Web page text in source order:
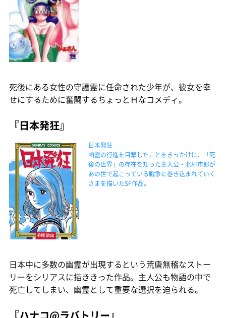
死後にある女性の守護霊に任命された少年が、彼女を幸
せにするために奮闘するちょっとＨなコメディ。
『日本発狂』
日本発狂
幽霊の行進を目撃したことをきっかけに、「死
後の世界」の存在を知った主人公・北村市郎が
あの世で起こっている戦争に巻き込まれていく
さまを描いたSF作品。
日本中に多数の幽霊が出現するという荒唐無稽なストー
リーをシリアスに描ききった作品。主人公も物語の中で
死亡してしまい、幽霊として重要な選択を迫られる。